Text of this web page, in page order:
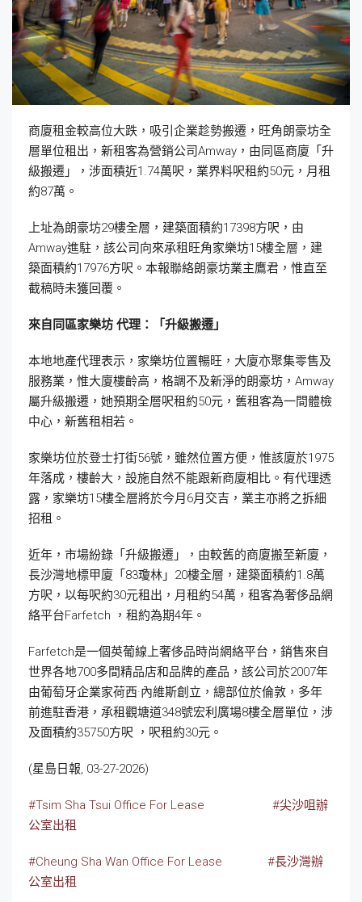
商廈租金較高位大跌，吸引企業趁勢搬遷，旺角朗豪坊全
層單位租出，新租客為營銷公司Amway，由同區商廈「升
級搬遷」，涉面積近1.74萬呎，業界料呎租約50元，月租
約87萬。
上址為朗豪坊29樓全層，建築面積約17398方呎，由
Amway進駐，該公司向來承租旺角家樂坊15樓全層，建
築面積約17976方呎。本報聯絡朗豪坊業主鷹君，惟直至
截稿時未獲回覆。
來自同區家樂坊 代理：「升級搬遷」
本地地產代理表示，家樂坊位置暢旺，大廈亦聚集零售及
服務業，惟大廈樓齡高，格調不及新淨的朗豪坊，Amway
屬升級搬遷，她預期全層呎租約50元，舊租客為一間體檢
中心，新舊租相若。
家樂坊位於登士打街56號，雖然位置方便，惟該廈於1975
年落成，樓齡大，設施自然不能跟新商廈相比。有代理透
露，家樂坊15樓全層將於今月6月交吉，業主亦將之拆細
招租。
近年，市場紛錄「升級搬遷」，由較舊的商廈搬至新廈，
長沙灣地標甲廈「83瓊林」20樓全層，建築面積約1.8萬
方呎，以每呎約30元租出，月租約54萬，租客為奢侈品網
絡平台Farfetch ，租約為期4年。
Farfetch是一個英葡線上奢侈品時尚網絡平台，銷售來自
世界各地700多間精品店和品牌的產品，該公司於2007年
由葡萄牙企業家荷西·內維斯創立，總部位於倫敦，多年
前進駐香港，承租觀塘道348號宏利廣場8樓全層單位，涉
及面積約35750方呎 ，呎租約30元。
(星島日報, 03-27-2026)
#Tsim Sha Tsui Office For Lease
#尖沙咀辦
公室出租
#Cheung Sha Wan Office For Lease
#長沙灣辦
公室出租